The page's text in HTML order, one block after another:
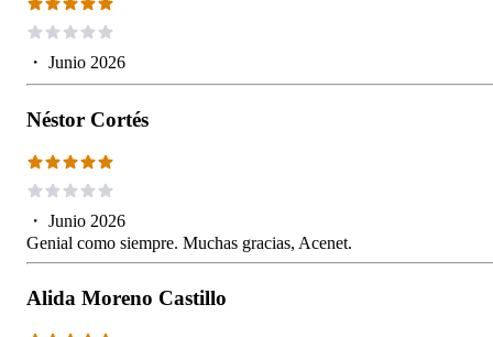
・ Junio 2026
Néstor Cortés
・ Junio 2026
Genial como siempre. Muchas gracias, Acenet.
Alida Moreno Castillo